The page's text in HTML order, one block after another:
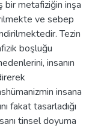
bir metafiziğin inşa
ve sebep
Tezin
boşluğu
insanın
insana
fakat tasarladığı
tinsel doyuma